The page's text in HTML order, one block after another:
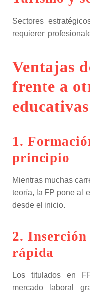
Sectores
requieren
Ventajas
frente a
educativas
1.
principio
Mientras muchas
teoría, la FP pone al
desde el inicio.
2.
rápida
Los titulados en
mercado laboral